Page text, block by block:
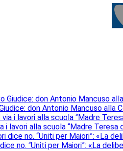
don Antonio Mancuso alla
i lavori alla scuola “Madre
no. “Uniti per Maiori”: «La